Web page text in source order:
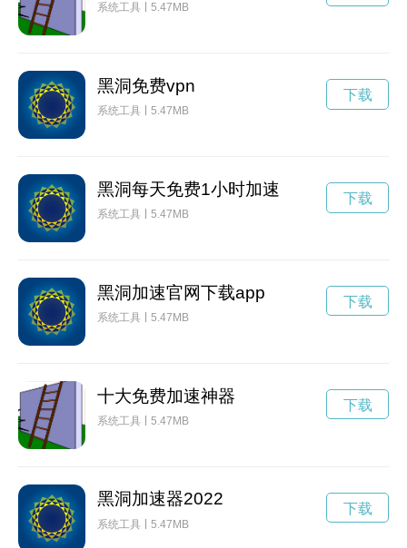
系统工具 5.47MB
黑洞免费vpn
系统工具 5.47MB
下载
黑洞每天免费1小时加速
系统工具 5.47MB
下载
黑洞加速官网下载app
系统工具 5.47MB
下载
十大免费加速神器
系统工具 5.47MB
下载
黑洞加速器2022
系统工具 5.47MB
下载